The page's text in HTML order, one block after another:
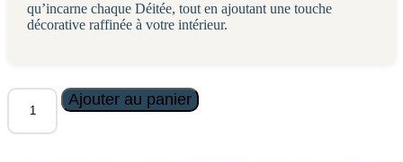
qu’incarne chaque Déitée, tout en ajoutant une touche
décorative raffinée à votre intérieur.
quantité
Suspension
Ajouter au panier